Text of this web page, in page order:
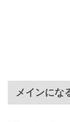
メインにな